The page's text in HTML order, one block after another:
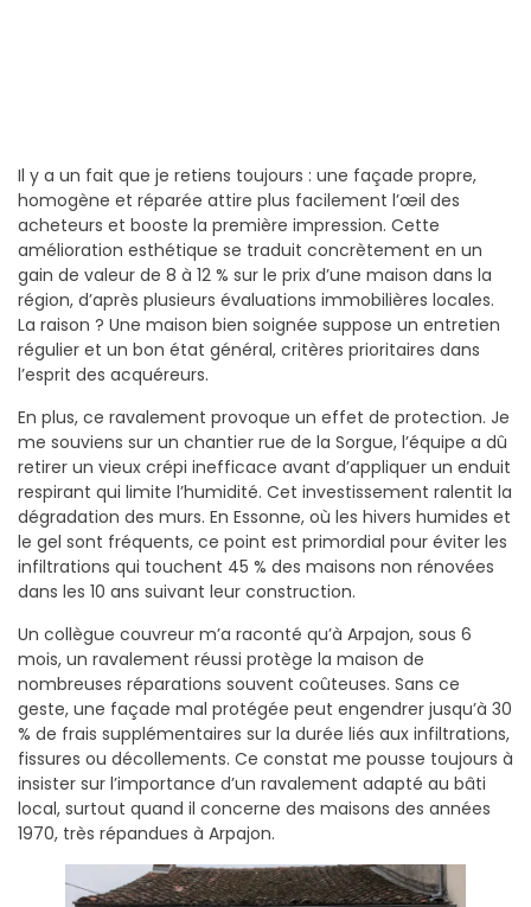
Il y a un fait que je retiens toujours : une façade propre,
homogène et réparée attire plus facilement l’œil des
acheteurs et booste la première impression. Cette
amélioration esthétique se traduit concrètement en un
gain de valeur de 8 à 12 % sur le prix d’une maison dans la
région, d’après plusieurs évaluations immobilières locales.
La raison ? Une maison bien soignée suppose un entretien
régulier et un bon état général, critères prioritaires dans
l’esprit des acquéreurs.
En plus, ce ravalement provoque un effet de protection. Je
me souviens sur un chantier rue de la Sorgue, l’équipe a dû
retirer un vieux crépi inefficace avant d’appliquer un enduit
respirant qui limite l’humidité. Cet investissement ralentit la
dégradation des murs. En Essonne, où les hivers humides et
le gel sont fréquents, ce point est primordial pour éviter les
infiltrations qui touchent 45 % des maisons non rénovées
dans les 10 ans suivant leur construction.
Un collègue couvreur m’a raconté qu’à Arpajon, sous 6
mois, un ravalement réussi protège la maison de
nombreuses réparations souvent coûteuses. Sans ce
geste, une façade mal protégée peut engendrer jusqu’à 30
% de frais supplémentaires sur la durée liés aux infiltrations,
fissures ou décollements. Ce constat me pousse toujours à
insister sur l’importance d’un ravalement adapté au bâti
local, surtout quand il concerne des maisons des années
1970, très répandues à Arpajon.